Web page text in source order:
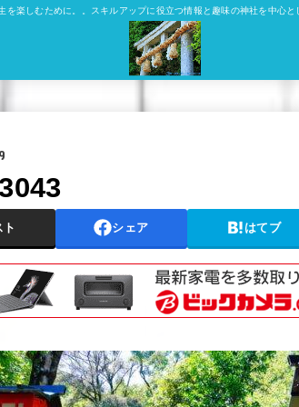
を楽しむために。。スキルアップに役立つ情報と趣味の神社を中心
ト シェア はてブ